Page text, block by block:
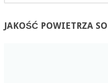
JAKOŚĆPOWIETRZA